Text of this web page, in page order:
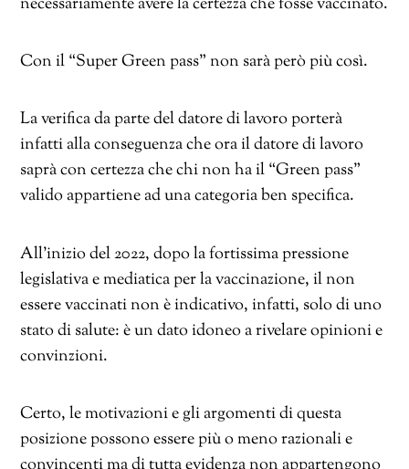
Con il “Super Green pass” non sarà però più così.
La verifica da parte del datore di lavoro porterà
infatti alla conseguenza che ora il datore di lavoro
saprà con certezza che chi non ha il “Green pass”
valido appartiene ad una categoria ben specifica.
All’inizio del 2022, dopo la fortissima pressione
legislativa e mediatica per la vaccinazione, il non
essere vaccinati non è indicativo, infatti, solo di uno
stato di salute: è un dato idoneo a rivelare opinioni e
convinzioni.
Certo, le motivazioni e gli argomenti di questa
posizione possono essere più o meno razionali e